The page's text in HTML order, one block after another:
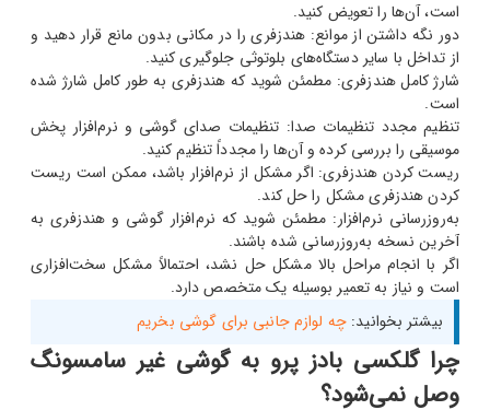
است، آن‌ها را تعویض کنید.
دور نگه داشتن از موانع: هندزفری را در مکانی بدون مانع قرار دهید و
از تداخل با سایر دستگاه‌های بلوتوثی جلوگیری کنید.
شارژ کامل هندزفری: مطمئن شوید که هندزفری به طور کامل شارژ شده
است.
تنظیم مجدد تنظیمات صدا: تنظیمات صدای گوشی و نرم‌افزار پخش
موسیقی را بررسی کرده و آن‌ها را مجدداً تنظیم کنید.
ریست کردن هندزفری: اگر مشکل از نرم‌افزار باشد، ممکن است ریست
کردن هندزفری مشکل را حل کند.
به‌روزرسانی نرم‌افزار: مطمئن شوید که نرم‌افزار گوشی و هندزفری به
آخرین نسخه به‌روزرسانی شده باشند.
اگر با انجام مراحل بالا مشکل حل نشد، احتمالاً مشکل سخت‌افزاری
است و نیاز به تعمیر بوسیله یک متخصص دارد.
بیشتر بخوانید: چه لوازم جانبی برای گوشی بخریم
چرا گلکسی بادز پرو به گوشی غیر سامسونگ
وصل نمی‌شود؟